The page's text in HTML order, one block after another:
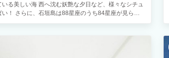
る美しい海 西へ沈む妖艶な夕日など、様々なシチュ
！ さらに、石垣島は88星座のうち84星座が見られ
い思いを詰め込みました。 都会の喧騒から離れ、明
ております。 ★不便と自然が苦手な方はご遠慮下さい